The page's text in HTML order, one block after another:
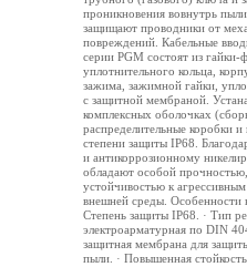
проникновения вовнутрь
защищают проводники от
повреждений. Кабельные
серии PGM состоят из гайки-
уплотнительного кольца,
зажима, зажимной гайки,
с защитной мембраной.
комплексных оболочках
распределительные коробки
степени защиты IP68.
и антикоррозионному
обладают особой
устойчивостью к
внешней среды. Особенности
Степень защиты IP68. · Тип
электроарматурная по DIN
защитная мембрана для
пыли. · Повышенная